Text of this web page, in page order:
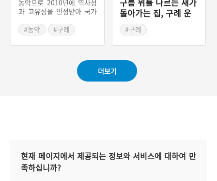
농악으로 2010년에 역사성
과 고유성을 인정받아 국가
단위의 농악으로 섣달그믐
날의 당산제, 정월 초하루 5
방위 당산제, 대보름 달집태
#농악
#구례
돌아가는 집, 구례 운
조루
#구례
더보기
현재 페이지에서 제공되는 정보와 서비스에 대하여 만
족하십니까?